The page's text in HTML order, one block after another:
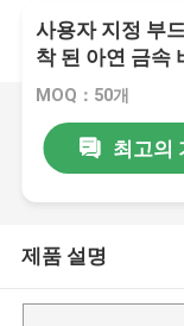
사용자 지정 부
착 된 아연 금속
옷을 위해
MOQ：50개
최고의
제품 설명